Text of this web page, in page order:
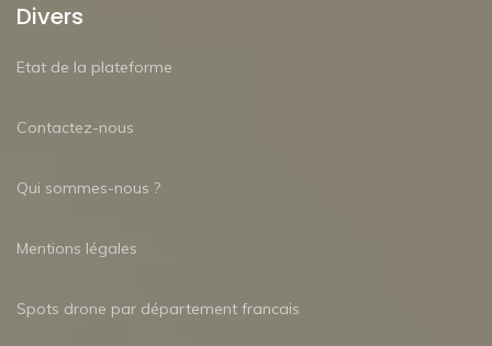
Divers
Etat de la plateforme
Contactez-nous
Qui sommes-nous ?
Mentions légales
Spots drone par département francais